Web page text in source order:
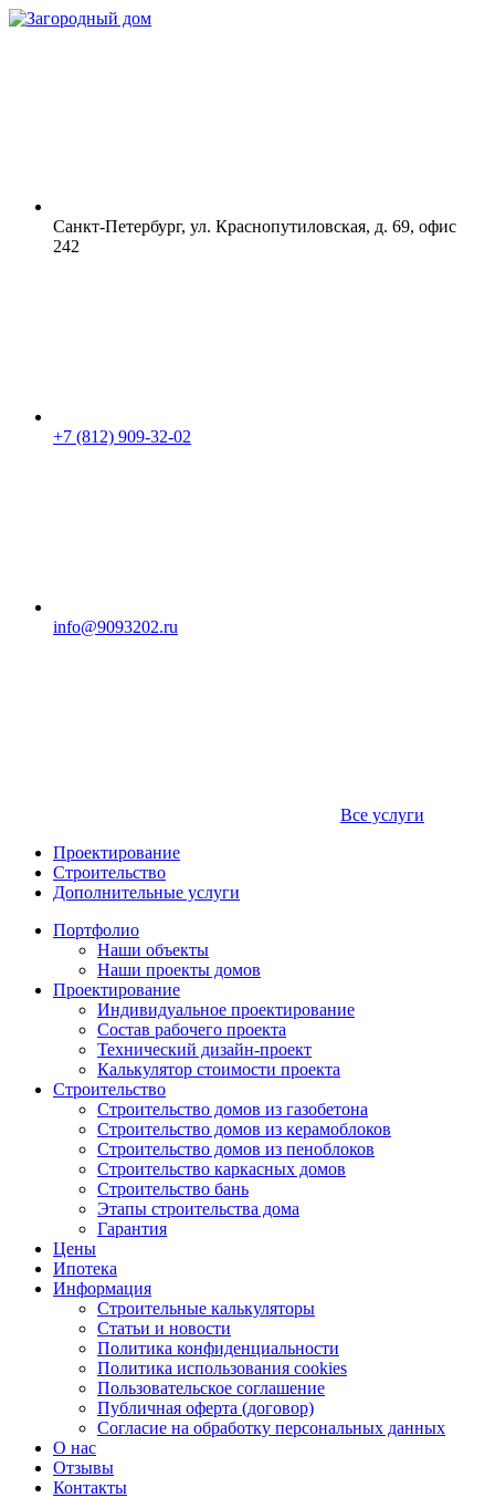
Санкт-Петербург, ул. Краснопутиловская, д. 69, офис
242
+7 (812) 909-32-02
info@9093202.ru
Все услуги
Проектирование
Строительство
Дополнительные услуги
Портфолио
Наши объекты
Наши проекты домов
Проектирование
Индивидуальное проектирование
Состав рабочего проекта
Технический дизайн-проект
Калькулятор стоимости проекта
Строительство
Строительство домов из газобетона
Строительство домов из керамоблоков
Строительство домов из пеноблоков
Строительство каркасных домов
Строительство бань
Этапы строительства дома
Гарантия
Цены
Ипотека
Информация
Строительные калькуляторы
Статьи и новости
Политика конфиденциальности
Политика использования cookies
Пользовательское соглашение
Публичная оферта (договор)
Согласие на обработку персональных данных
О нас
Отзывы
Контакты